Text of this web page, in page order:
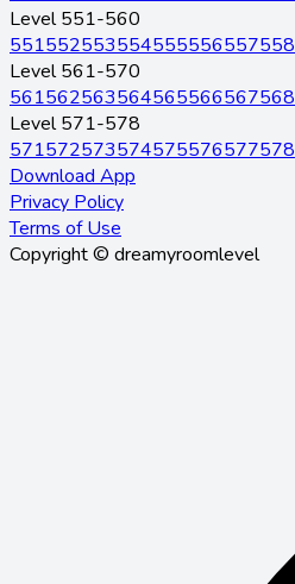
Level 551-560
551552553554555556557558
Level 561-570
561562563564565566567568
Level 571-578
571572573574575576577578
Download App
Privacy Policy
Terms of Use
Copyright © dreamyroomlevel